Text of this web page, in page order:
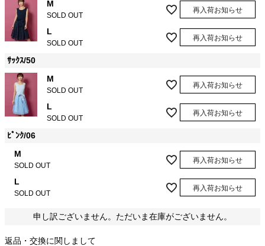
M
SOLD OUT
再入荷お知らせ
L
SOLD OUT
再入荷お知らせ
ｻｯｸｽ/50
M
SOLD OUT
再入荷お知らせ
L
SOLD OUT
再入荷お知らせ
ﾋﾟﾝｸ/06
M
SOLD OUT
再入荷お知らせ
L
SOLD OUT
再入荷お知らせ
申し訳ございません。ただいま在庫がございません。
返品・交換に関しまして